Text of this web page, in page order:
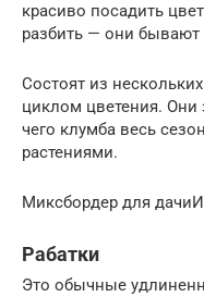
красиво посадить
разбить — они бывают
Состоят из
циклом цветения. Они
чего клумба весь
растениями.
Миксбордер для
Рабатки
Это обычные